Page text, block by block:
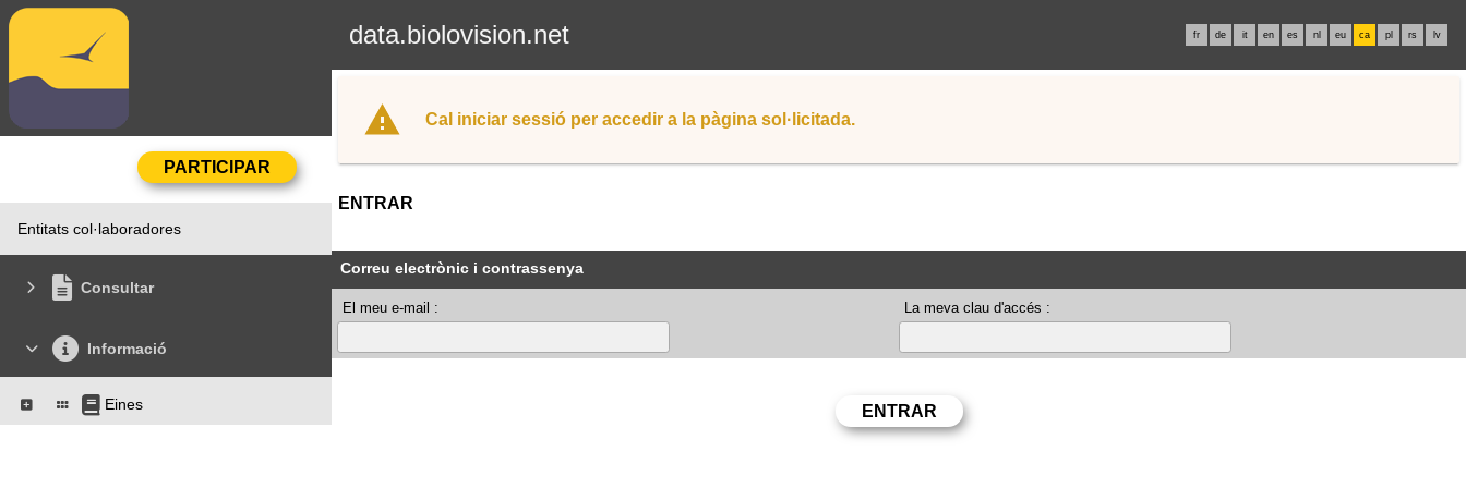
data.biolovision.net fr de it en es nl eu ca pl rs lv
Entitats col·laboradores
Consultar
Informació
Eines
Cal iniciar sessió per accedir a la pàgina sol·licitada.
ENTRAR
Correu electrònic i contrassenya
El meu e-mail : La meva clau d'accés :